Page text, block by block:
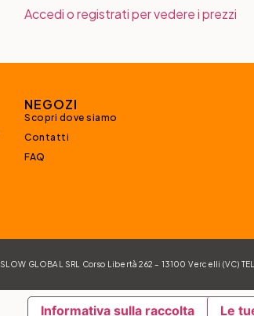
Accedi o registrati per vedere i prezzi
NEGOZI
Scopri dove siamo
Contatti
FAQ
SLOW GLOBAL SRL Corso Libertà 262 – 13100 Vercelli (VC)
Informativa sulla raccolta Le